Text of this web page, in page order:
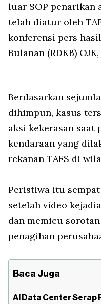
luar SOP penarikan
telah diatur oleh
konferensi pers
Bulanan (RDKB)
Berdasarkan
dihimpun, kasus
aksi kekerasan saat
kendaraan yang
rekanan TAFS di
Peristiwa itu
setelah video
dan memicu
penagihan
Baca Juga
AI Data Center Serap